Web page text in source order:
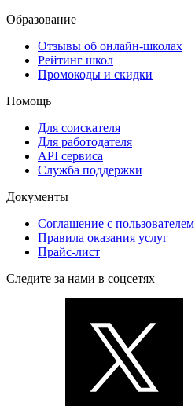
Образование
Отзывы об онлайн-школах
Рейтинг школ
Промокоды и скидки
Помощь
Для соискателя
Для работодателя
API сервиса
Служба поддержки
Документы
Соглашение с пользователем
Правила оказания услуг
Прайс-лист
Следите за нами в соцсетях